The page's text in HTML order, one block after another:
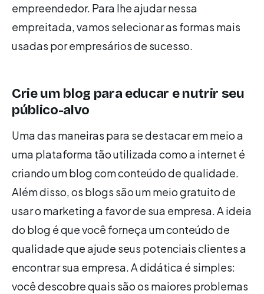
empreendedor. Para lhe ajudar nessa
empreitada, vamos selecionar as formas mais
usadas por empresários de sucesso.
Crie um blog para educar e nutrir seu
público-alvo
Uma das maneiras para se destacar em meio a
uma plataforma tão utilizada como a internet é
criando um blog com conteúdo de qualidade.
Além disso, os blogs são um meio gratuito de
usar o marketing a favor de sua empresa. A ideia
do blog é que você forneça um conteúdo de
qualidade que ajude seus potenciais clientes a
encontrar sua empresa. A didática é simples:
você descobre quais são os maiores problemas